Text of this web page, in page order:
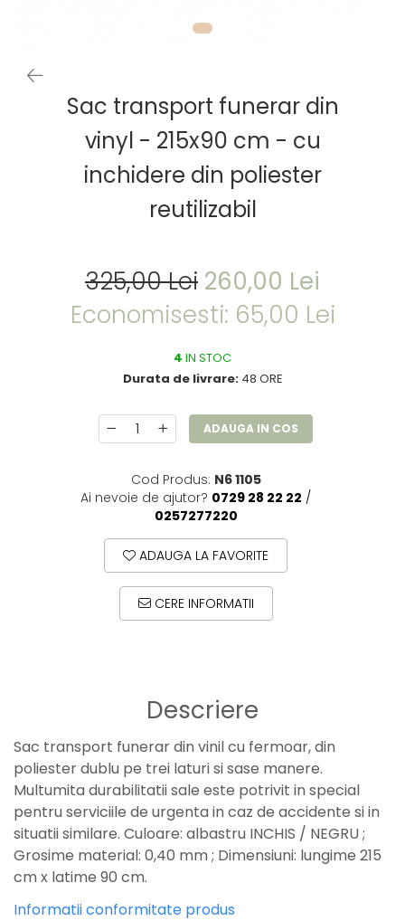
Sac transport funerar din
vinyl - 215x90 cm - cu
inchidere din poliester
reutilizabil
325,00 Lei 260,00 Lei
Economisesti: 65,00 Lei
4 IN STOC
Durata de livrare:48 ORE
ADAUGA IN COS
Cod Produs: N6 1105
Ai nevoie de ajutor? 0729 28 22 22 /
0257277220
ADAUGA LA FAVORITE
CERE INFORMATII
Descriere
Sac transport funerar din vinil cu fermoar, din
poliester dublu pe trei laturi si sase manere.
Multumita durabilitatii sale este potrivit in special
pentru serviciile de urgenta in caz de accidente si in
situatii similare. Culoare: albastru INCHIS / NEGRU ;
Grosime material: 0,40 mm ; Dimensiuni: lungime 215
cm x latime 90 cm.
Informatii conformitate produs